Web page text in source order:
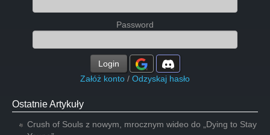
Password
Login
Załóż konto / Odzyskaj hasło
Ostatnie Artykuły
Crush of Souls z nowym, mrocznym wideo do „Dying to Stay